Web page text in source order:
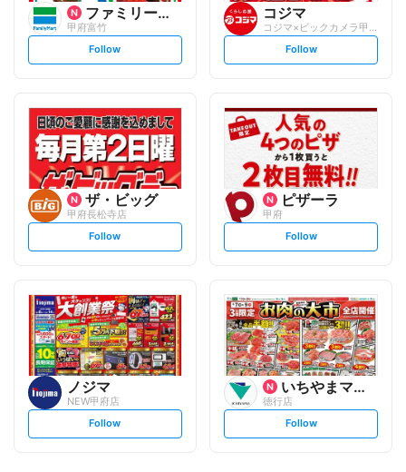
ファミリーマート
甲府富竹
s
t
l
o
w
Follow
コジマ
s
t
l
o
w
Follow
ザ・ビッグ
甲府長松寺店
s
t
l
o
w
Follow
ピザーラ
甲府
s
t
l
o
w
Follow
ノジマ
NEW甲府店
s
t
Follow
いちやまマート
徳行店
s
t
Follow